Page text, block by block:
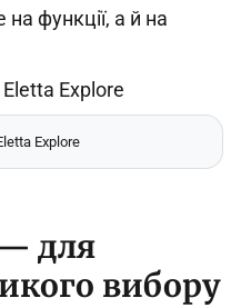
функції, а й на
Explore
для
вибору